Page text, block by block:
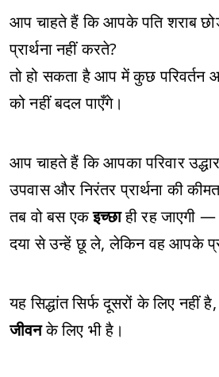
आप चाहते हैं कि आपके पति शराब
प्रार्थना नहीं करते?
तो हो सकता है आप में कुछ
को नहीं बदल पाएँगे।
आप चाहते हैं कि आपका परिवार
उपवास और निरंतर प्रार्थना की
तब वो बस एकइच्छाही रह जाएगी
दया से उन्हें छू ले, लेकिन वह आपके
यह सिद्धांत सिर्फ दूसरों के लिए नहीं
जीवनके लिए भी है।